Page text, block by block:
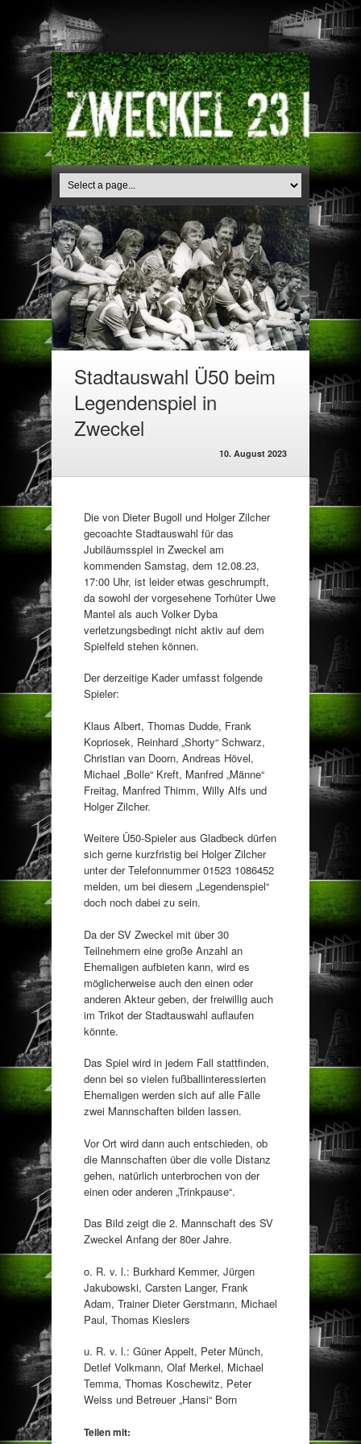
Stadtauswahl Ü50 beim
Legendenspiel in
Zweckel
10. August 2023
Die von Dieter Bugoll und Holger Zilcher
gecoachte Stadtauswahl für das
Jubiläumsspiel in Zweckel am
kommenden Samstag, dem 12.08.23,
17:00 Uhr, ist leider etwas geschrumpft,
da sowohl der vorgesehene Torhüter Uwe
Mantel als auch Volker Dyba
verletzungsbedingt nicht aktiv auf dem
Spielfeld stehen können.
Der derzeitige Kader umfasst folgende
Spieler:
Klaus Albert, Thomas Dudde, Frank
Kopriosek, Reinhard „Shorty“ Schwarz,
Christian van Doorn, Andreas Hövel,
Michael „Bolle“ Kreft, Manfred „Männe“
Freitag, Manfred Thimm, Willy Alfs und
Holger Zilcher.
Weitere Ü50-Spieler aus Gladbeck dürfen
sich gerne kurzfristig bei Holger Zilcher
unter der Telefonnummer 01523 1086452
melden, um bei diesem „Legendenspiel“
doch noch dabei zu sein.
Da der SV Zweckel mit über 30
Teilnehmern eine große Anzahl an
Ehemaligen aufbieten kann, wird es
möglicherweise auch den einen oder
anderen Akteur geben, der freiwillig auch
im Trikot der Stadtauswahl auflaufen
könnte.
Das Spiel wird in jedem Fall stattfinden,
denn bei so vielen fußballinteressierten
Ehemaligen werden sich auf alle Fälle
zwei Mannschaften bilden lassen.
Vor Ort wird dann auch entschieden, ob
die Mannschaften über die volle Distanz
gehen, natürlich unterbrochen von der
einen oder anderen „Trinkpause“.
Das Bild zeigt die 2. Mannschaft des SV
Zweckel Anfang der 80er Jahre.
o. R. v. l.: Burkhard Kemmer, Jürgen
Jakubowski, Carsten Langer, Frank
Adam, Trainer Dieter Gerstmann, Michael
Paul, Thomas Kieslers
u. R. v. l.: Güner Appelt, Peter Münch,
Detlef Volkmann, Olaf Merkel, Michael
Temma, Thomas Koschewitz, Peter
Weiss und Betreuer „Hansi“ Born
Teilen mit: